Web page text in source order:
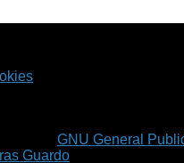
GNU General
Guardo